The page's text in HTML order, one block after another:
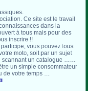
Ce site est le travail
dans la
à tous mais pour des
inscrire !!
vous pouvez tous
moto, soit par un sujet
scannant un catalogue ……
un simple consommateur
de votre temps …